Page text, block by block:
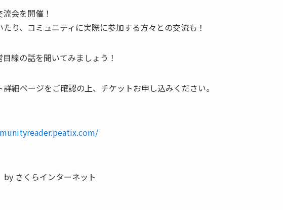
会を開催！
り、コミュニティに実際に参加する方々との交流も！
線の話を聞いてみましょう！
細ページをご確認の上、チケットお申し込みください。
さくらインターネット